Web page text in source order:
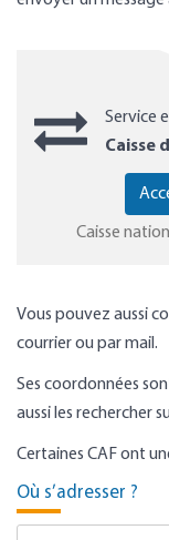
Service
Caisse
Caisse
Vous pouvez aussi
courrier ou par mail.
Ses coordonnées
aussi les rechercher
Certaines CAF ont
Où s’adresser ?